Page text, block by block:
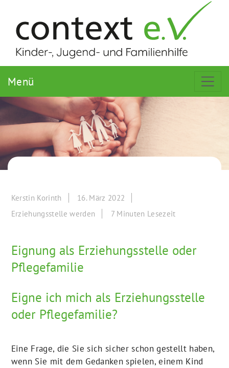
Menü
Kerstin Korinth
16. März 2022
Erziehungsstelle werden
7 Minuten Lesezeit
Eignung als Erziehungsstelle oder
Pflegefamilie
Eigne ich mich als Erziehungsstelle
oder Pflegefamilie?
Eine Frage, die Sie sich sicher schon gestellt haben,
wenn Sie mit dem Gedanken spielen, einem Kind